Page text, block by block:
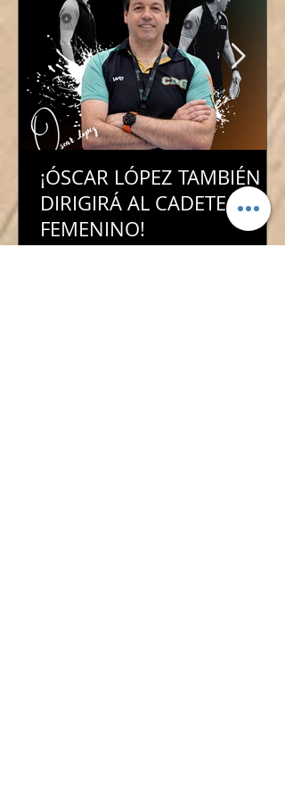
¡ÓSCAR LÓPEZ TAMBIÉN
DIRIGIRÁ AL CADETE
FEMENINO!